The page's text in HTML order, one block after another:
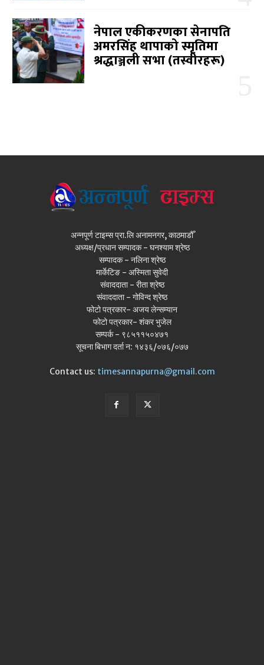
नेपाल एकीकरणका सेनापति
अमरसिंह थापाको स्मृतिमा
श्रद्धाञ्जली सभा (तस्वीरहरू)
अन्नपूर्ण टाइम्स प्रा.लि अनामनगर, काठमाडौँ
अध्यक्ष/प्रधान सम्पादक - घनश्याम श्रेष्ठ
सम्पादक - नलिना श्रेष्ठ
मार्केटिङ - अस्मिता सुवेदी
संवाददाता - रीता श्रेष्ठ
संवाददाता - गोविन्द श्रेष्ठ
फोटो पत्रकार- अजय लेन्सम्यान
फोटो पत्रकार- शंकर भुजेल
सम्पर्क - ९८५११५०४७१
सूचना बिभाग दर्ता न: १४३६/०७६/०७७
Contact us: timesannapurna@gmail.com